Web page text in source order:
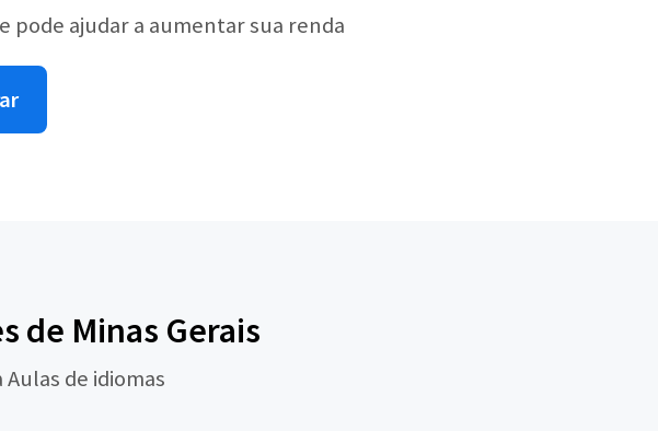
pode ajudar a aumentar sua renda
de Minas Gerais
de idiomas